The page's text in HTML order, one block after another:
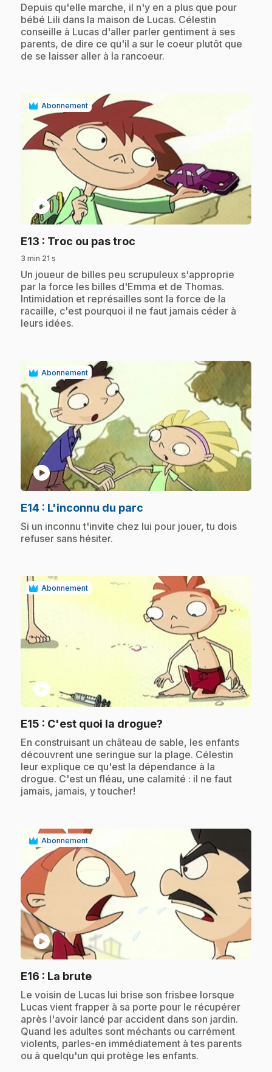
.Depuis qu'elle marche, il n'y en a plus que pour
bébé Lili dans la maison de Lucas. Célestin
conseille à Lucas d'aller parler gentiment à ses
parents, de dire ce qu'il a sur le coeur plutôt que
de se laisser aller à la rancoeur.
Abonnement
play_circle
E13 : Troc ou pas troc
3 min 21 s
.Un joueur de billes peu scrupuleux s'approprie
par la force les billes d'Emma et de Thomas.
Intimidation et représailles sont la force de la
racaille, c'est pourquoi il ne faut jamais céder à
leurs idées.
Abonnement
play_circle
E14 : L'inconnu du parc
.Si un inconnu t'invite chez lui pour jouer, tu dois
refuser sans hésiter.
Abonnement
play_circle
E15 : C'est quoi la drogue?
.En construisant un château de sable, les enfants
découvrent une seringue sur la plage. Célestin
leur explique ce qu'est la dépendance à la
drogue. C'est un fléau, une calamité : il ne faut
jamais, jamais, y toucher!
Abonnement
play_circle
E16 : La brute.
.Le voisin de Lucas lui brise son frisbee lorsque
Lucas vient frapper à sa porte pour le récupérer
après l'avoir lancé par accident dans son jardin.
Quand les adultes sont méchants ou carrément
violents, parles-en immédiatement à tes parents
ou à quelqu'un qui protège les enfants.